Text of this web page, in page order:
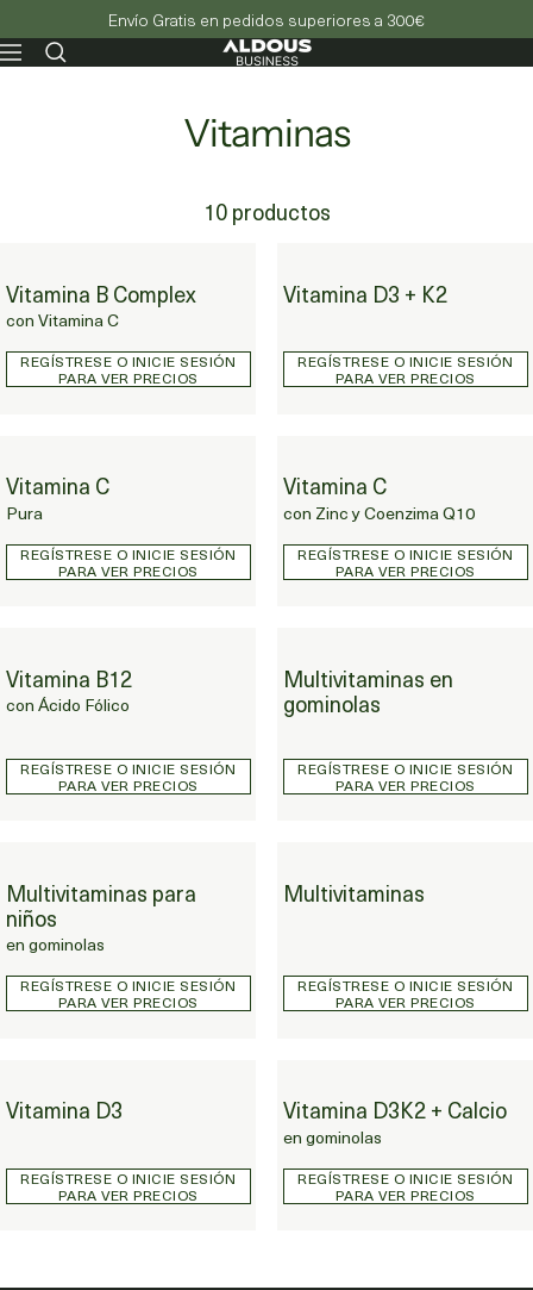
Envío Gratis en pedidos superiores a 300€
Navegación Aldous
-
Vitaminas
10 productos
Vitamina B Complex con Vitamina C
Vitamina B Complex
con Vitamina C
REGÍSTRESE O INICIE SESIÓN
PARA VER PRECIOS
Vitamina D3 + K2
REGÍSTRESE O INICIE SESIÓN
PARA VER PRECIOS
Vitamina C Pura
Vitamina C
Pura
REGÍSTRESE O INICIE SESIÓN
PARA VER PRECIOS
Vitamina C con Zinc y Coenzima Q10
Vitamina C
con Zinc y Coenzima Q10
REGÍSTRESE O INICIE SESIÓN
PARA VER PRECIOS
Vitamina B12 con Ácido Fólico
Vitamina B12
con Ácido Fólico
REGÍSTRESE O INICIE SESIÓN
PARA VER PRECIOS
Multivitaminas en
gominolas
REGÍSTRESE O INICIE SESIÓN
PARA VER PRECIOS
Multivitaminas para niños en gominolas
Multivitaminas para
niños
en gominolas
REGÍSTRESE O INICIE SESIÓN
PARA VER PRECIOS
Multivitaminas
REGÍSTRESE O INICIE SESIÓN
PARA VER PRECIOS
Vitamina D3
REGÍSTRESE O INICIE SESIÓN
PARA VER PRECIOS
Vitamina D3K2 + Calcio en gominolas
Vitamina D3K2 + Calcio
en gominolas
REGÍSTRESE O INICIE SESIÓN
PARA VER PRECIOS